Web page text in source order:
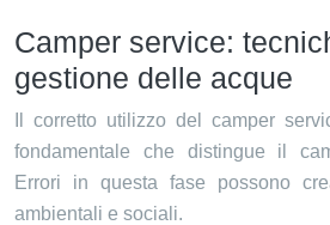
Camper service:
gestione delle acque
Il corretto utilizzo del camper
fondamentale che distingue il
Errori in questa fase possono
ambientali e sociali.